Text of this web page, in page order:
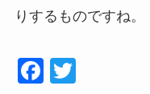
りするものですね。
F